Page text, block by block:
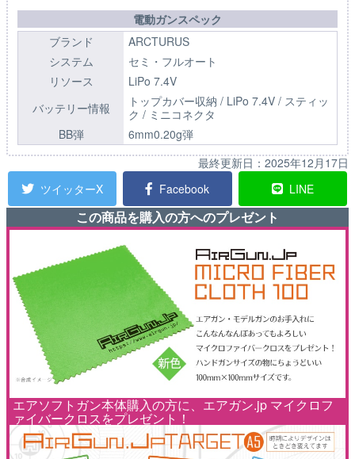
電動ガンスペック
ブランド
ARCTURUS
システム
セミ・フルオート
リソース
LiPo 7.4V
バッテリー情報
トップカバー収納 / LiPo 7.4V / スティッ
ク / ミニコネクタ
BB弾
6mm0.20g弾
最終更新日： 2025年12月17日
ツイッターX
Facebook LINE
この商品を購入の方へのプレゼント
エアソフトガン本体購入の方に、エアガン.jp マイクロフ
ァイバークロスをプレゼント！